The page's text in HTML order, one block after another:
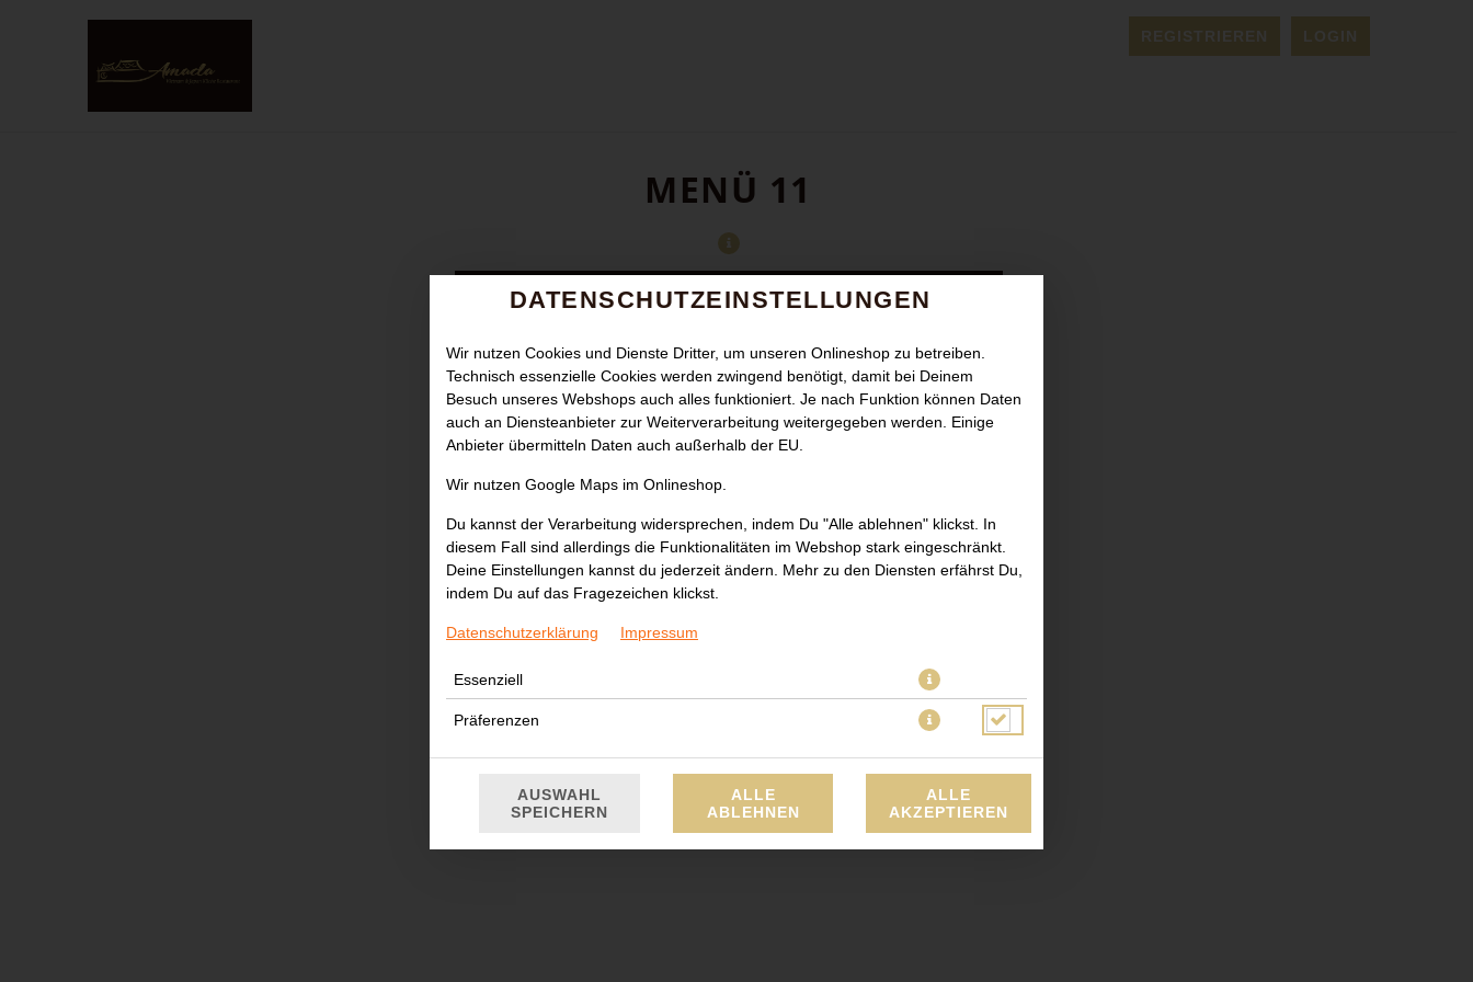
REGISTRIEREN LOGIN
MENÜ 11
8 Chicken I.O., 12 gebackene Chicken Roll
DATENSCHUTZEINSTELLUNGEN
Wir nutzen Cookies und Dienste Dritter, um unseren Onlineshop zu betreiben.
Technisch essenzielle Cookies werden zwingend benötigt, damit bei Deinem
Besuch unseres Webshops auch alles funktioniert. Je nach Funktion können Daten
auch an Diensteanbieter zur Weiterverarbeitung weitergegeben werden. Einige
Anbieter übermitteln Daten auch außerhalb der EU.
Wir nutzen Google Maps im Onlineshop.
Du kannst der Verarbeitung widersprechen, indem Du "Alle ablehnen" klickst. In
diesem Fall sind allerdings die Funktionalitäten im Webshop stark eingeschränkt.
Deine Einstellungen kannst du jederzeit ändern. Mehr zu den Diensten erfährst Du,
indem Du auf das Fragezeichen klickst.
Datenschutzerklärung Impressum
Essenziell
Präferenzen
AUSWAHL
SPEICHERN
ALLE
ABLEHNEN
ALLE
AKZEPTIEREN